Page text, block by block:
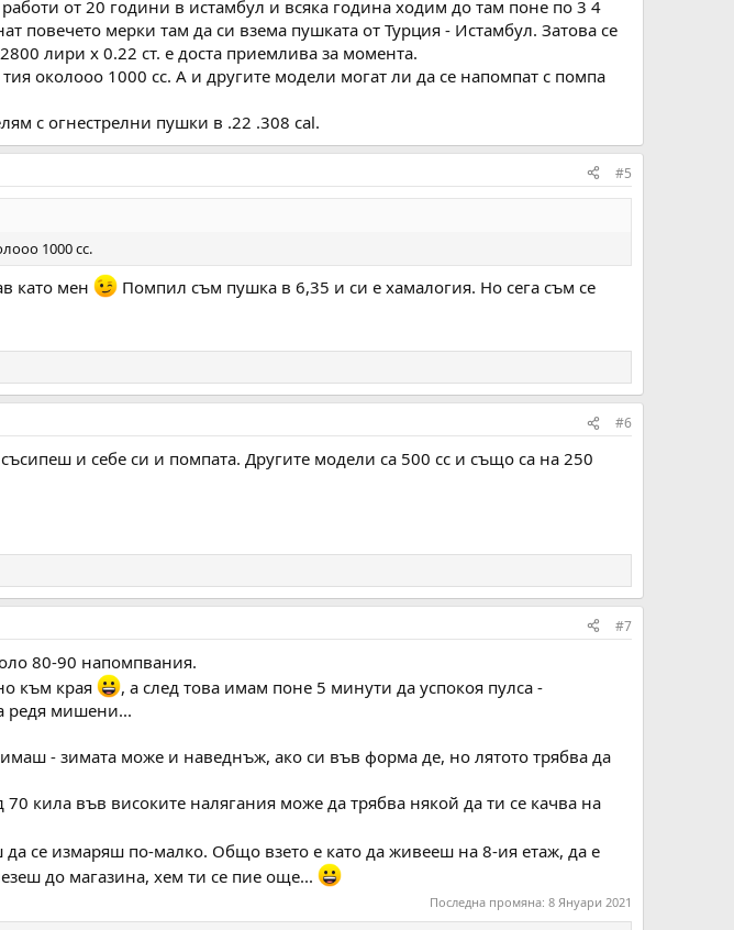
от 20 години в истамбул и всяка година ходим до там поне по 3 4
повечето мерки там да си взема пушката от Турция - Истамбул. Затова се
лири х 0.22 ст. е доста приемлива за момента.
околооо 1000 сс. А и другите модели могат ли да се напомпат с помпа
с огнестрелни пушки в .22 .308 cal.
#5
1000 сс.
като мен
Помпил съм пушка в 6,35 и си е хамалогия. Но сега съм се
#6
и себе си и помпата. Другите модели са 500 сс и също са на 250
#7
80-90 напомпвания.
към края
, а след това имам поне 5 минути да успокоя пулса -
редя мишени...
- зимата може и наведнъж, ако си във форма де, но лятото трябва да
кила във високите налягания може да трябва някой да ти се качва на
се измаряш по-малко. Общо взето е като да живееш на 8-ия етаж, да е
до магазина, хем ти се пие още...
Последна промяна: 8 Януари 2021